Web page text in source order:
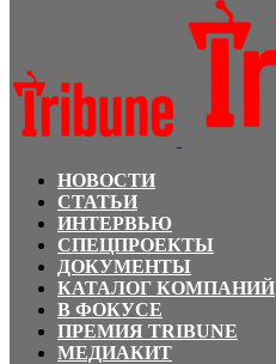
НОВОСТИ
СТАТЬИ
ИНТЕРВЬЮ
СПЕЦПРОЕКТЫ
ДОКУМЕНТЫ
КАТАЛОГ КОМПАНИЙ
В ФОКУСЕ
ПРЕМИЯ TRIBUNE
МЕДИАКИТ